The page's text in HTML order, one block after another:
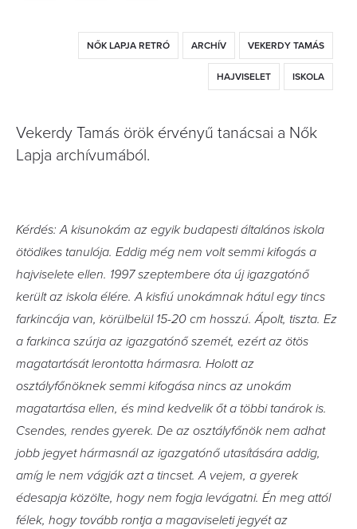
NŐK LAPJA RETRÓ ARCHÍV VEKERDY TAMÁS
HAJVISELET ISKOLA
Vekerdy Tamás örök érvényű tanácsai a Nők
Lapja archívumából.
Kérdés: A kisunokám az egyik budapesti általános iskola
ötödikes tanulója. Eddig még nem volt semmi kifogás a
hajviselete ellen. 1997 szeptembere óta új igazgatónő
került az iskola élére. A kisfiú unokámnak hátul egy tincs
farkincája van, körülbelül 15-20 cm hosszú. Ápolt, tiszta. Ez
a farkinca szúrja az igazgatónő szemét, ezért az ötös
magatartását lerontotta hármasra. Holott az
osztályfőnöknek semmi kifogása nincs az unokám
magatartása ellen, és mind kedvelik őt a többi tanárok is.
Csendes, rendes gyerek. De az osztályfőnök nem adhat
jobb jegyet hármasnál az igazgatónő utasítására addig,
amíg le nem vágják azt a tincset. A vejem, a gyerek
édesapja közölte, hogy nem fogja levágatni. Én meg attól
félek, hogy tovább rontja a magaviseleti jegyét az